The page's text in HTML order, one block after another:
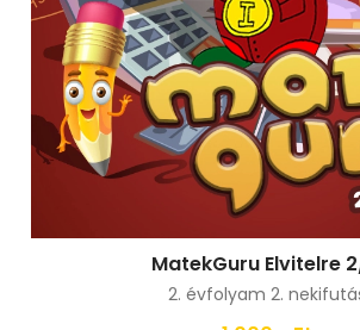
MatekGuru Elvitelre
2. évfolyam 2.